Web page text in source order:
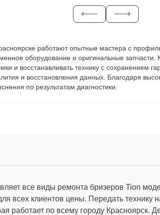
работают опытные мастера с
оборудование и оригинальные
и восстанавливать технику с
и восстановления данных. Благодаря
по результатам диагностики.
все виды ремонта бризеров Tion
всех клиентов цены. Передать технику
работает по всему городу Красноярск.